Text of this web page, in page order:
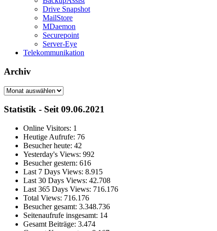
Drive Snapshot
MailStore
MDaemon
Securepoint
Server-Eye
Telekommunikation
Archiv
Archiv
Statistik - Seit 09.06.2021
Online Visitors: 1
Heutige Aufrufe: 76
Besucher heute: 42
Yesterday's Views: 992
Besucher gestern: 616
Last 7 Days Views: 8.915
Last 30 Days Views: 42.708
Last 365 Days Views: 716.176
Total Views: 716.176
Besucher gesamt: 3.348.736
Seitenaufrufe insgesamt: 14
Gesamt Beiträge: 3.474